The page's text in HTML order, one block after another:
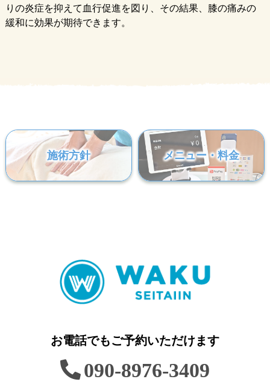
りの炎症を抑えて血行促進を図り、その結果、膝の痛みの
緩和に効果が期待できます。
施術方針 メニュー・料金
お電話でもご予約いただけます
090-8976-3409